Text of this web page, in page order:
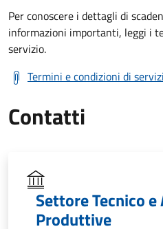
Per conoscere i dettagli di
informazioni importanti, leggi i
servizio.
Termini e condizioni di
Contatti
Settore Tecnico
Produttive